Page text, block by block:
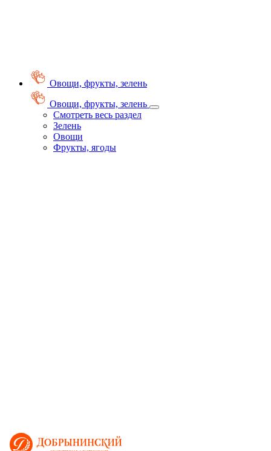
Овощи, фрукты, зелень
Овощи, фрукты, зелень
Смотреть весь раздел
Зелень
Овощи
Фрукты, ягоды